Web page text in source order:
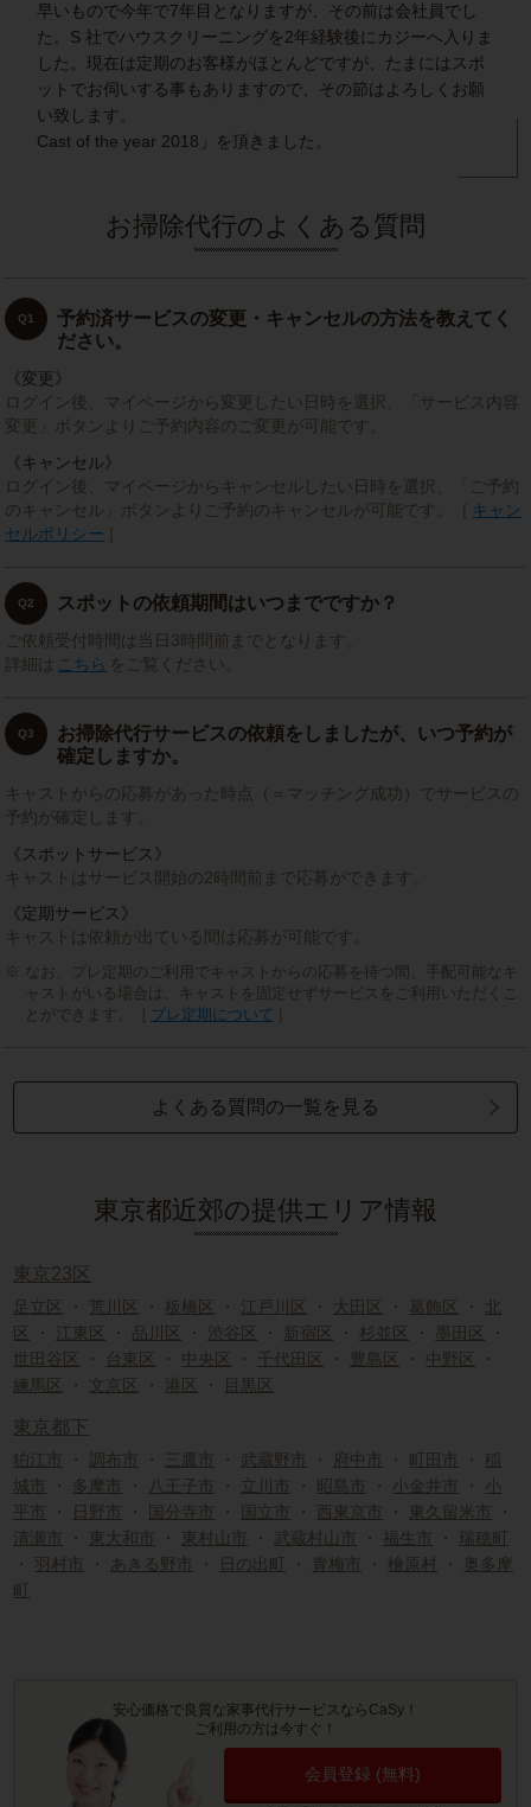
早いもので今年で7年目となりますが、その前は会社員でし
た。S 社でハウスクリーニングを2年経験後にカジーへ入りま
した。現在は定期のお客様がほとんどですが、たまにはスポ
ットでお伺いする事もありますので、その節はよろしくお願
い致します。
Cast of the year 2018」を頂きました。
お掃除代行のよくある質問
Q1
予約済サービスの変更・キャンセルの方法を教えてく
ださい。
《変更》
ログイン後、マイページから変更したい日時を選択、「サービス内容
変更」ボタンよりご予約内容のご変更が可能です。
《キャンセル》
ログイン後、マイページからキャンセルしたい日時を選択、「ご予約
のキャンセル」ボタンよりご予約のキャンセルが可能です。［
キャン
セルポリシー
Q2 スポットの依頼期間はいつまでですか？
ご依頼受付時間は当日3時間前までとなります。
詳細は こちら をご覧ください。
Q3
お掃除代行サービスの依頼をしましたが、いつ予約が
確定しますか。
キャストからの応募があった時点（＝マッチング成功）でサービスの
予約が確定します。
《スポットサービス》
キャストはサービス開始の2時間前まで応募ができます。
《定期サービス》
キャストは依頼が出ている間は応募が可能です。
なお、プレ定期のご利用でキャストからの応募を待つ間、手配可能なキ
ャストがいる場合は、キャストを固定せずサービスをご利用いただくこ
とができます。［ プレ定期について ］
よくある質問の一覧を見る
東京都近郊の提供エリア情報
東京23区
足立区 ・ 荒川区 ・板橋区 ・ 江戸川区 ・ 大田区 ・ 葛飾区 ・
北
区
・ 江東区 ・ 品川区 ・ 渋谷区 ・ 新宿区 ・杉並区 ・ 墨田区
・
世田谷区
・ 台東区 ・ 中央区 ・ 千代田区 ・ 豊島区 ・ 中野区
・
練馬区
・ 文京区 ・ 港区 ・ 目黒区
東京都下
狛江市 ・ 調布市 ・ 三鷹市 ・ 武蔵野市 ・ 府中市 ・ 町田市 ・ 稲
城市
・ 多摩市 ・ 八王子市 ・ 立川市 ・ 昭島市 ・ 小金井市 ・ 小
平市
・ 日野市 ・ 国分寺市 ・ 国立市 ・ 西東京市 ・ 東久留米市
・
清瀬市
・ 東大和市 ・ 東村山市 ・ 武蔵村山市 ・ 福生市 ・
瑞穂町
・ 羽村市 ・ あきる野市 ・ 日の出町 ・ 青梅市 ・ 檜原村 ・
奥多摩
町
安心価格で良質な家事代行サービスならCaSy！
ご利用の方は今すぐ！
会員登録 (無料)